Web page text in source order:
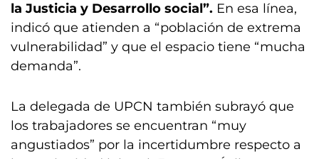
la Justicia y Desarrollo social”. En esa línea,
indicó que atienden a “población de extrema
vulnerabilidad” y que el espacio tiene “mucha
demanda”.
La delegada de UPCN también subrayó que
los trabajadores se encuentran “muy
angustiados” por la incertidumbre respecto a